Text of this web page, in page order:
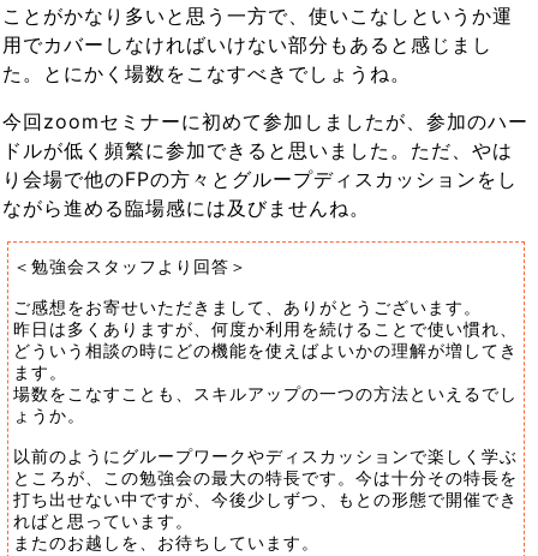
ことがかなり多いと思う一方で、使いこなしというか運
用でカバーしなければいけない部分もあると感じまし
た。とにかく場数をこなすべきでしょうね。
今回zoomセミナーに初めて参加しましたが、参加のハー
ドルが低く頻繁に参加できると思いました。ただ、やは
り会場で他のFPの方々とグループディスカッションをし
ながら進める臨場感には及びませんね。
＜勉強会スタッフより回答＞
ご感想をお寄せいただきまして、ありがとうございます。
昨日は多くありますが、何度か利用を続けることで使い慣れ、
どういう相談の時にどの機能を使えばよいかの理解が増してき
ます。
場数をこなすことも、スキルアップの一つの方法といえるでし
ょうか。
以前のようにグループワークやディスカッションで楽しく学ぶ
ところが、この勉強会の最大の特長です。今は十分その特長を
打ち出せない中ですが、今後少しずつ、もとの形態で開催でき
ればと思っています。
またのお越しを、お待ちしています。